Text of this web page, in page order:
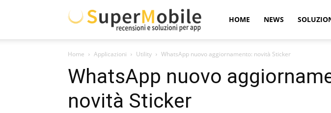
Super
Mobile
HOME NEWS
Home Applicazioni Utility WhatsApp nuovo aggiornamento: novità Sticker
WhatsApp nuovo
novità Sticker